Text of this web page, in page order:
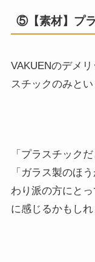
⑤【素材】プ
VAKUENのデメ
スチックのみとい
「プラスチック
「ガラス製のほ
わり派の方にと
に感じるかもしれ